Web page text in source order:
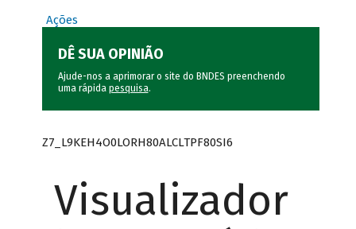
Ações
DÊ SUA OPINIÃO
Ajude-nos a aprimorar o site do BNDES preenchendo
uma rápida pesquisa.
Z7_L9KEH4O0LORH80ALCLTPF80SI6
Visualizador